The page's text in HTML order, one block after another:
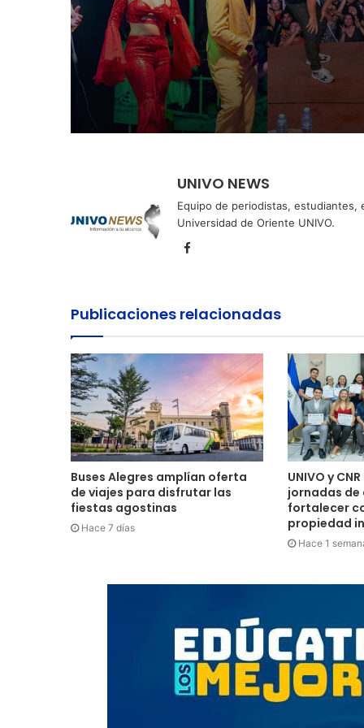
Perquín vivió su
Invierno
semana agostina
UNIVO NEWS
Equipo de periodistas, estudiantes,
Universidad de Oriente UNIVO.
Facebook
Publicaciones relacionadas
Buses Alegres amplían oferta
de viajes para disfrutar las
fiestas agostinas
Hace 7 días
UNIVO y
jornadas
fortalecer
propiedad
Hace 1